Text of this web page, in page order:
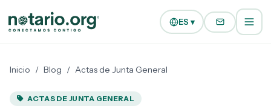
ES ▾
Inicio / Blog / Actas de Junta General
ACTAS DE JUNTA GENERAL